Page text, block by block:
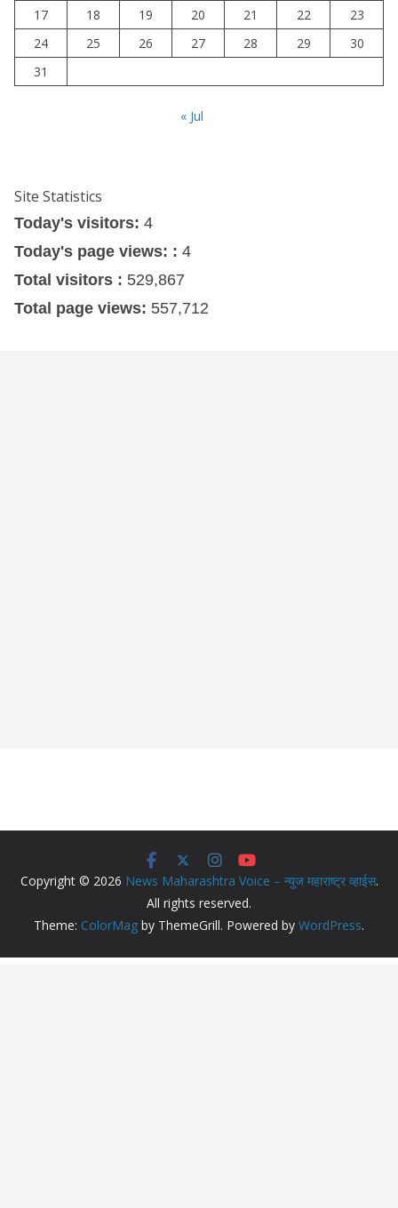
17
18 19 20 21 22
23
24
25 26 27 28 29
30
31
« Jul
Site Statistics
Today's visitors: 4
Today's page views: : 4
Total visitors : 529,867
Total page views: 557,712
Copyright © 2026 News Maharashtra Voice – न्युज महाराष्ट्र व्हाईस.
All rights reserved.
Theme: ColorMag by ThemeGrill. Powered by WordPress.